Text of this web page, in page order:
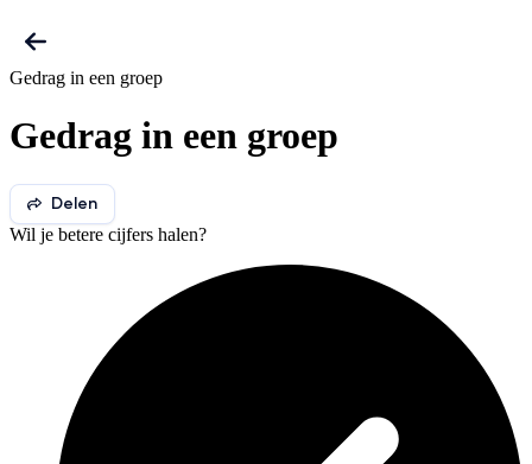
Gedrag in een groep
Gedrag in een groep
Delen
Wil je betere cijfers halen?